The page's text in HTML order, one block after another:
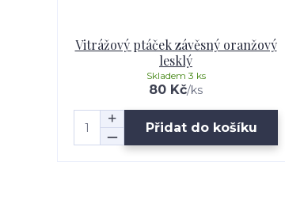
Vitrážový ptáček závěsný oranžový
lesklý
80 Kč/ks
Skladem 3 ks
Přidat do košíku